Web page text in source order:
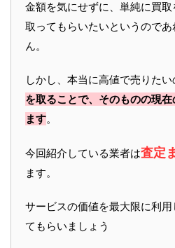
金額を気にせずに、単純に買
取ってもらいたいというので
ん。
しかし、本当に高値で売りたい
を取ることで、そのものの現
ます。
今回紹介している業者は査定
ます。
サービスの価値を最大限に利
てもらいましょう